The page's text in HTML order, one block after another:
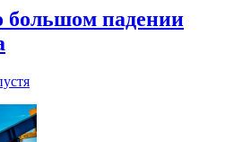
падении